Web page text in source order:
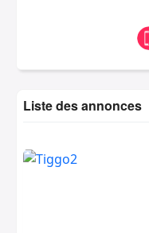
Liste des annonces